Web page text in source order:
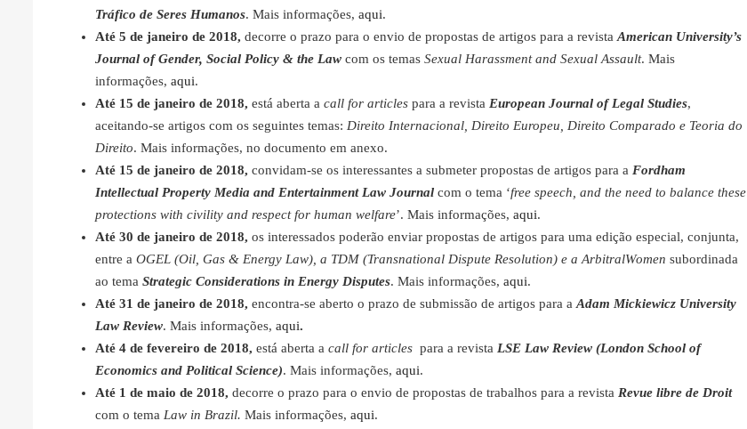
Tráfico de Seres Humanos. Mais informações, aqui.
Até 5 de janeiro de 2018, decorre o prazo para o envio de propostas de artigos para a revista American University’s
Journal of Gender, Social Policy & the Law com os temas Sexual Harassment and Sexual Assault. Mais
informações, aqui.
Até 15 de janeiro de 2018, está aberta a call for articles para a revista European Journal of Legal Studies,
aceitando-se artigos com os seguintes temas: Direito Internacional, Direito Europeu, Direito Comparado e Teoria do
Direito. Mais informações, no documento em anexo.
Até 15 de janeiro de 2018, convidam-se os interessantes a submeter propostas de artigos para a Fordham
Intellectual Property Media and Entertainment Law Journal com o tema ‘free speech, and the need to balance these
protections with civility and respect for human welfare’. Mais informações, aqui.
Até 30 de janeiro de 2018, os interessados poderão enviar propostas de artigos para uma edição especial, conjunta,
entre a OGEL (Oil, Gas & Energy Law), a TDM (Transnational Dispute Resolution) e a ArbitralWomen subordinada
ao tema Strategic Considerations in Energy Disputes. Mais informações, aqui.
Até 31 de janeiro de 2018, encontra-se aberto o prazo de submissão de artigos para a Adam Mickiewicz University
Law Review. Mais informações, aqui.
Até 4 de fevereiro de 2018, está aberta a call for articles para a revista LSE Law Review (London School of
Economics and Political Science). Mais informações, aqui.
Até 1 de maio de 2018, decorre o prazo para o envio de propostas de trabalhos para a revista Revue libre de Droit
com o tema Law in Brazil. Mais informações, aqui.